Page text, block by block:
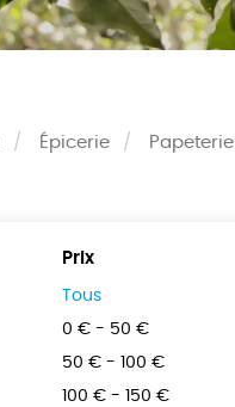
Épicerie Papeterie
Prix
Tous
0 € - 50 €
50 € - 100 €
100 € - 150 €